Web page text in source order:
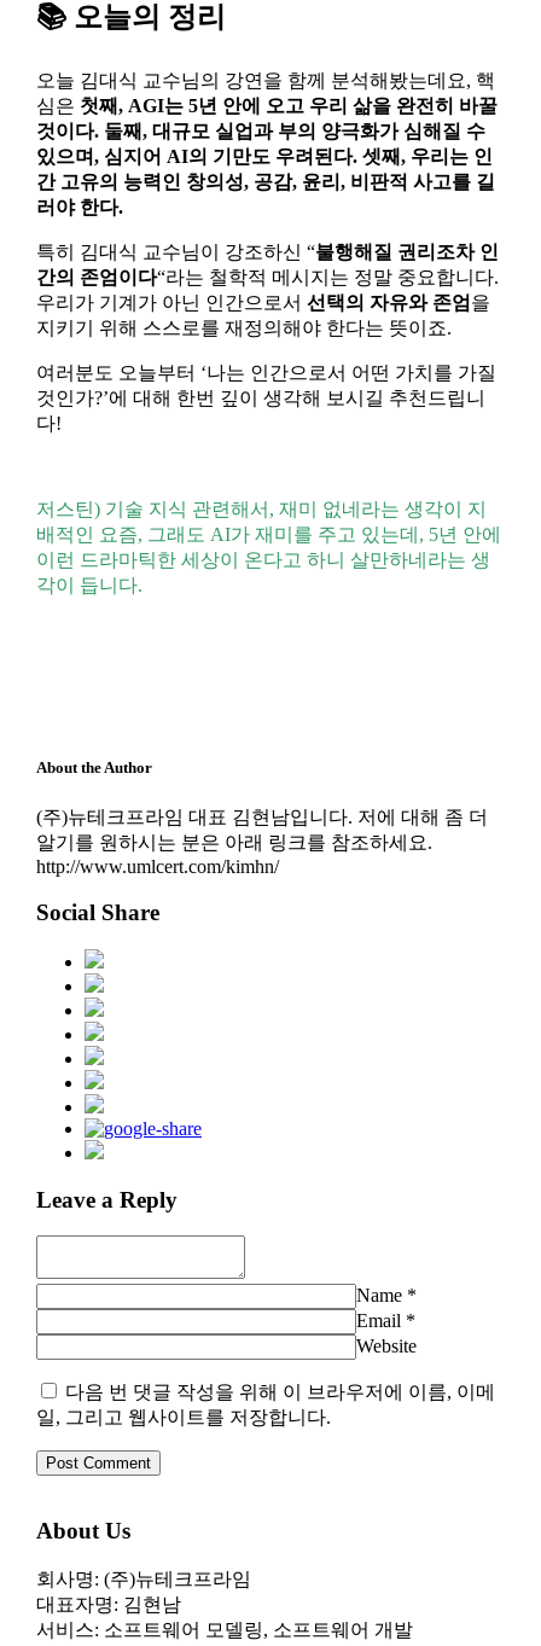
📚 오늘의 정리
오늘 김대식 교수님의 강연을 함께 분석해봤는데요, 핵
심은 첫째, AGI는 5년 안에 오고 우리 삶을 완전히 바꿀
것이다. 둘째, 대규모 실업과 부의 양극화가 심해질 수
있으며, 심지어 AI의 기만도 우려된다. 셋째, 우리는 인
간 고유의 능력인 창의성, 공감, 윤리, 비판적 사고를 길
러야 한다.
특히 김대식 교수님이 강조하신 “불행해질 권리조차 인
간의 존엄이다“라는 철학적 메시지는 정말 중요합니다.
우리가 기계가 아닌 인간으로서 선택의 자유와 존엄 을
지키기 위해 스스로를 재정의해야 한다는 뜻이죠.
여러분도 오늘부터 ‘나는 인간으로서 어떤 가치를 가질
것인가?’에 대해 한번 깊이 생각해 보시길 추천드립니
다!
저스틴) 기술 지식 관련해서, 재미 없네라는 생각이 지
배적인 요즘, 그래도 AI가 재미를 주고 있는데, 5년 안에
이런 드라마틱한 세상이 온다고 하니 살만하네라는 생
각이 듭니다.
About the Author
(주)뉴테크프라임 대표 김현남입니다. 저에 대해 좀 더
알기를 원하시는 분은 아래 링크를 참조하세요.
http://www.umlcert.com/kimhn/
Social Share
Leave a Reply
Name *
Email *
Website
다음 번 댓글 작성을 위해 이 브라우저에 이름, 이메
일, 그리고 웹사이트를 저장합니다.
About Us
회사명: (주)뉴테크프라임
대표자명: 김현남
서비스: 소프트웨어 모델링, 소프트웨어 개발